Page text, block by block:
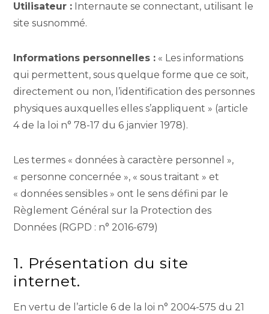
Utilisateur : Internaute se connectant, utilisant le
site susnommé.
Informations personnelles : « Les informations
qui permettent, sous quelque forme que ce soit,
directement ou non, l’identification des personnes
physiques auxquelles elles s’appliquent » (article
4 de la loi n° 78-17 du 6 janvier 1978).
Les termes « données à caractère personnel »,
« personne concernée », « sous traitant » et
« données sensibles » ont le sens défini par le
Règlement Général sur la Protection des
Données (RGPD : n° 2016-679)
1. Présentation du site
internet.
En vertu de l’article 6 de la loi n° 2004-575 du 21